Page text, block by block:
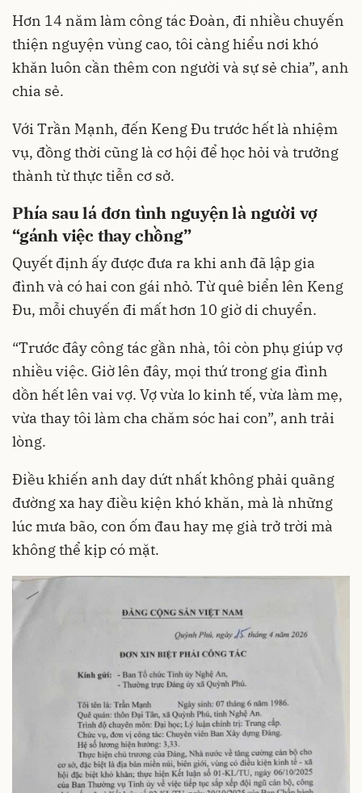
Hơn 14 năm làm công tác Đoàn, đi nhiều chuyến
thiện nguyện vùng cao, tôi càng hiểu nơi khó
khăn luôn cần thêm con người và sự sẻ chia”, anh
chia sẻ.
Với Trần Mạnh, đến Keng Đu trước hết là nhiệm
vụ, đồng thời cũng là cơ hội để học hỏi và trưởng
thành từ thực tiễn cơ sở.
Phía sau lá đơn tình nguyện là người vợ
“gánh việc thay chồng”
Quyết định ấy được đưa ra khi anh đã lập gia
đình và có hai con gái nhỏ. Từ quê biển lên Keng
Đu, mỗi chuyến đi mất hơn 10 giờ di chuyển.
“Trước đây công tác gần nhà, tôi còn phụ giúp vợ
nhiều việc. Giờ lên đây, mọi thứ trong gia đình
dồn hết lên vai vợ. Vợ vừa lo kinh tế, vừa làm mẹ,
vừa thay tôi làm cha chăm sóc hai con”, anh trải
lòng.
Điều khiến anh day dứt nhất không phải quãng
đường xa hay điều kiện khó khăn, mà là những
lúc mưa bão, con ốm đau hay mẹ già trở trời mà
không thể kịp có mặt.